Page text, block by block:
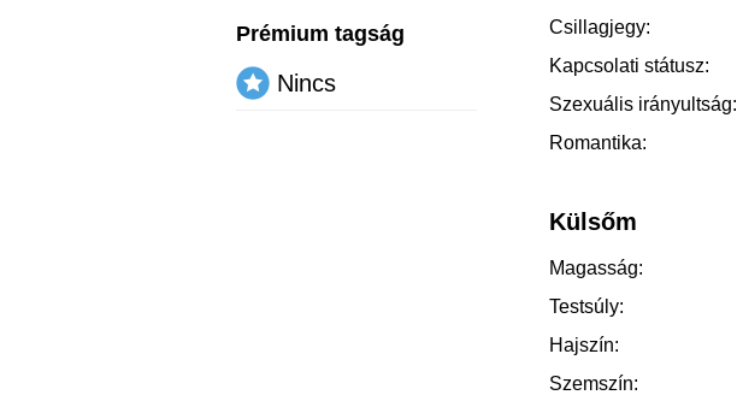
Csillagjegy:
Kapcsolati státusz:
Szexuális irányultság:
Romantika:
Külsőm
Magasság:
Testsúly:
Hajszín:
Szemszín:
Prémium tagság
Nincs